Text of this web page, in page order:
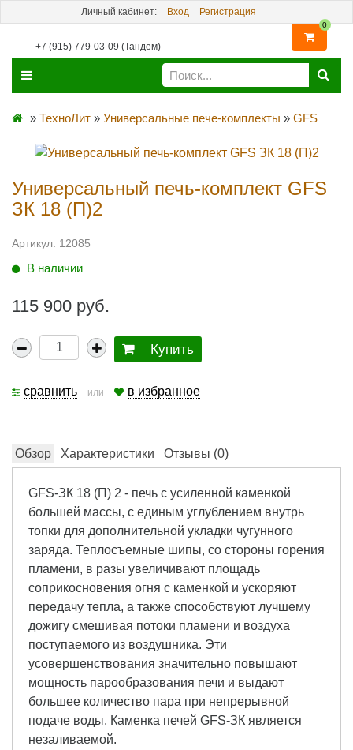
Личный кабинет: Вход Регистрация
+7 (915) 779-03-09 (Тандем)
0
» ТехноЛит » Универсальные пече-комплекты » GFS
Универсальный печь-комплект GFS
ЗК 18 (П)2
Артикул: 12085
В наличии
115 900 руб.
Купить
сравнить или в избранное
Обзор Характеристики Отзывы (0)
GFS-ЗК 18 (П) 2 - печь с усиленной каменкой
большей массы, с единым углублением внутрь
топки для дополнительной укладки чугунного
заряда. Теплосъемные шипы, со стороны горения
пламени, в разы увеличивают площадь
соприкосновения огня с каменкой и ускоряют
передачу тепла, а также способствуют лучшему
дожигу смешивая потоки пламени и воздуха
поступаемого из воздушника. Эти
усовершенствования значительно повышают
мощность парообразования печи и выдают
большее количество пара при непрерывной
подаче воды. Каменка печей GFS-ЗК является
незаливаемой.